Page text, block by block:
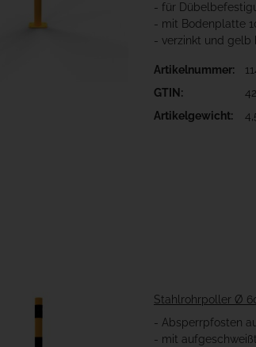
- für
- mit Bodenplatte
- verzinkt und gelb
Artikelnummer:
GTIN:
Artikelgewicht:
Stahlrohrpoller Ø
- Absperrpfosten
- mit